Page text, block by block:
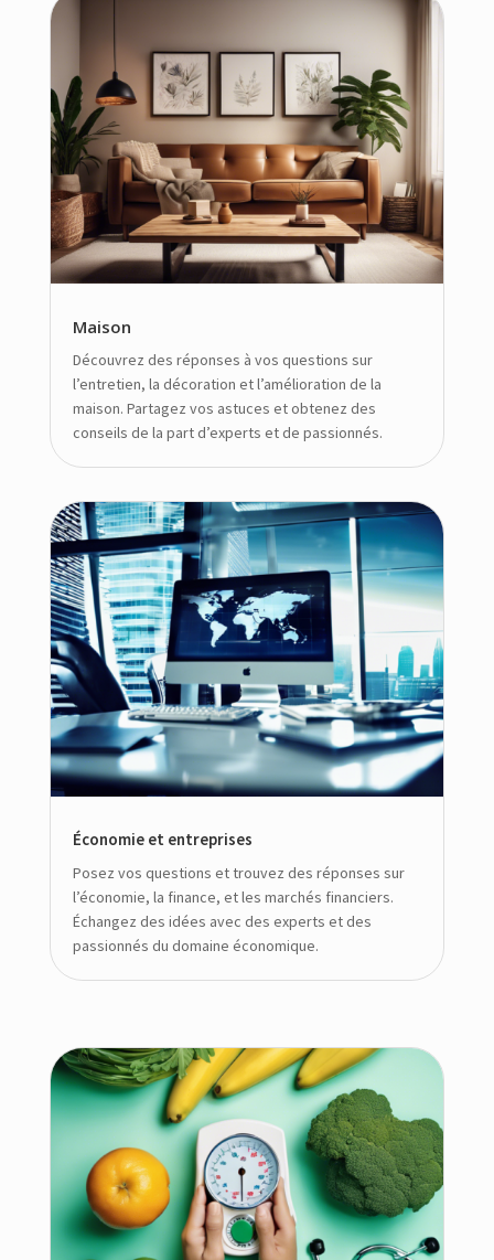
Maison
Découvrez des réponses à vos questions sur
l’entretien, la décoration et l’amélioration de la
maison. Partagez vos astuces et obtenez des
conseils de la part d’experts et de passionnés.
Économie et entreprises
Posez vos questions et trouvez des réponses sur
l’économie, la finance, et les marchés financiers.
Échangez des idées avec des experts et des
passionnés du domaine économique.